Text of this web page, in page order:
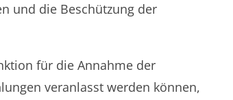
und die Beschützung der
für die Annahme der
veranlasst werden können,